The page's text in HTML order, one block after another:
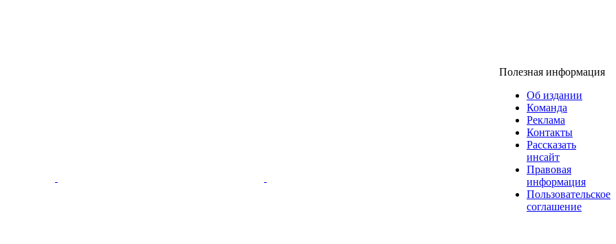
Полезная информация
Об издании
Команда
Реклама
Контакты
Рассказать
инсайт
Правовая
информация
Пользовательское
соглашение